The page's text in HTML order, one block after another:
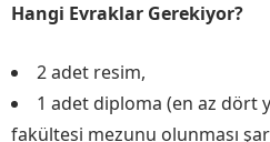
Hangi Evraklar Gerekiyor?
2 adet resim,
1 adet diploma (en az dört
fakültesi mezunu olunması